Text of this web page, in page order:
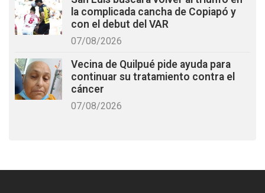
la complicada cancha de Copiapó y
con el debut del VAR
07/08/2026
Vecina de Quilpué pide ayuda para
continuar su tratamiento contra el
cáncer
07/08/2026